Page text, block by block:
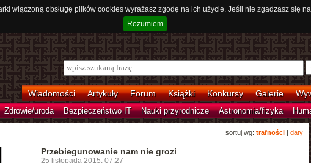
włączoną obsługę plików cookies wyrażasz zgodę na ich użycie. Jeśli nie zgadzasz się
Rozumiem
Wiadomości Artykuły Forum Książki Konkursy Galerie
Zdrowie/uroda Bezpieczeństwo IT Nauki przyrodnicze Astronomia/fizyka
sortuj wg: trafności| daty
Przebiegunowanie nam nie grozi
25 listopada 2015, 07:27